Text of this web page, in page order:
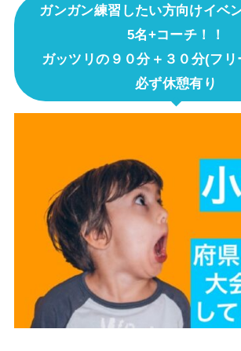
ガンガン練習したい方向けイベ
5名+コーチ！！
ガッツリの９０分＋３０分(フ
必ず休憩有り